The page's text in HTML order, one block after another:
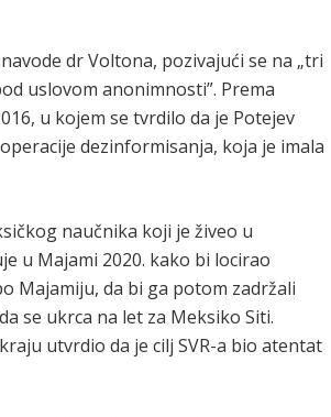
dr Voltona, pozivajući se na „tri
uslovom anonimnosti”. Prema
u kojem se tvrdilo da je Potejev
dezinformisanja, koja je imala
naučnika koji je živeo u
u Majami 2020. kako bi locirao
Majamiju, da bi ga potom zadržali
se ukrca na let za Meksiko Siti.
utvrdio da je cilj SVR-a bio atentat